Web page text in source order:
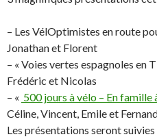
– Les VélOptimistes en route
Jonathan et Florent
– « Voies vertes espagnoles en
Frédéric et Nicolas
– « 500 jours à vélo – En famille
Céline, Vincent, Emile et
Les présentations seront